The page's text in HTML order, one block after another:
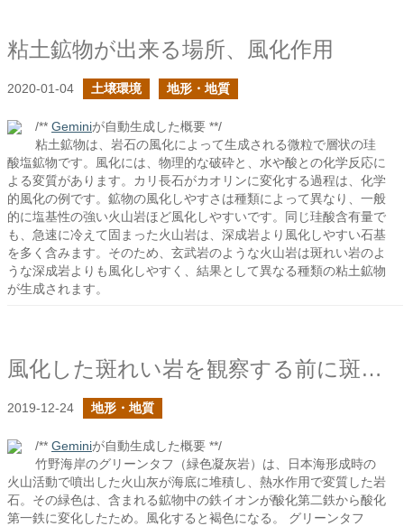
粘土鉱物が出来る場所、風化作用
2020-01-04 土壌環境 地形・地質
/** Geminiが自動生成した概要 **/
粘土鉱物は、岩石の風化によって生成される微粒で層状の珪
酸塩鉱物です。風化には、物理的な破砕と、水や酸との化学反応に
よる変質があります。カリ長石がカオリンに変化する過程は、化学
的風化の例です。鉱物の風化しやすさは種類によって異なり、一般
的に塩基性の強い火山岩ほど風化しやすいです。同じ珪酸含有量で
も、急速に冷えて固まった火山岩は、深成岩より風化しやすい石基
を多く含みます。そのため、玄武岩のような火山岩は斑れい岩のよ
うな深成岩よりも風化しやすく、結果として異なる種類の粘土鉱物
が生成されます。
風化した斑れい岩を観察する前に斑れい岩について整理しよう
2019-12-24 地形・地質
/** Geminiが自動生成した概要 **/
竹野海岸のグリーンタフ（緑色凝灰岩）は、日本海形成時の
火山活動で噴出した火山灰が海底に堆積し、熱水作用で変質した岩
石。その緑色は、含まれる鉱物中の鉄イオンが酸化第二鉄から酸化
第一鉄に変化したため。風化すると褐色になる。 グリーンタフ